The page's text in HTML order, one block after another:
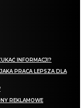
INFORMACJI?
PRACA LEPSZA DLA
REKLAMOWE